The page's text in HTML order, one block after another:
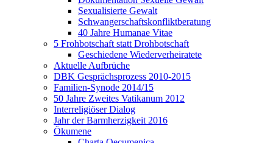
Sexualisierte Gewalt
Schwangerschaftskonfliktberatung
40 Jahre Humanae Vitae
5 Frohbotschaft statt Drohbotschaft
Geschiedene Wiederverheiratete
Aktuelle Aufbrüche
DBK Gesprächsprozess 2010-2015
Familien-Synode 2014/15
50 Jahre Zweites Vatikanum 2012
Interreligiöser Dialog
Jahr der Barmherzigkeit 2016
Ökumene